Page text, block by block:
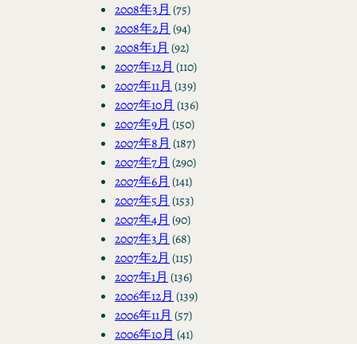
2008年3月 (75)
2008年2月 (94)
2008年1月 (92)
2007年12月 (110)
2007年11月 (139)
2007年10月 (136)
2007年9月 (150)
2007年8月 (187)
2007年7月 (290)
2007年6月 (141)
2007年5月 (153)
2007年4月 (90)
2007年3月 (68)
2007年2月 (115)
2007年1月 (136)
2006年12月 (139)
2006年11月 (57)
2006年10月 (41)